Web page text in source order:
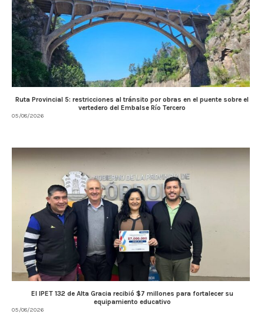
Ruta Provincial 5: restricciones al tránsito por obras en el puente sobre el
vertedero del Embalse Río Tercero
05/08/2026
El IPET 132 de Alta Gracia recibió $7 millones para fortalecer su
equipamiento educativo
05/08/2026